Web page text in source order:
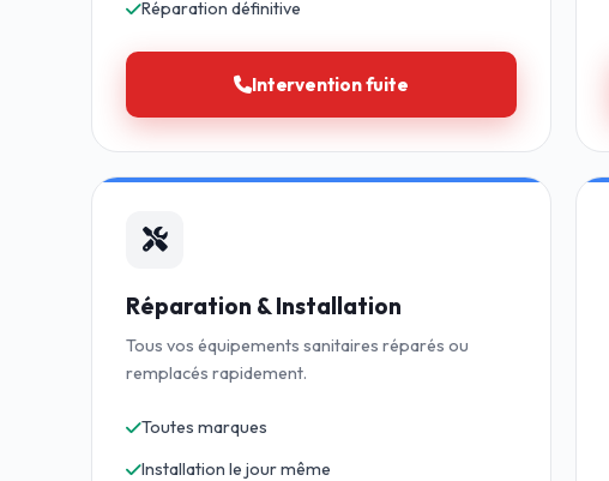
Réparation définitive
Intervention fuite
Réparation & Installation
Tous vos équipements sanitaires réparés ou
remplacés rapidement.
Toutes marques
Installation le jour même